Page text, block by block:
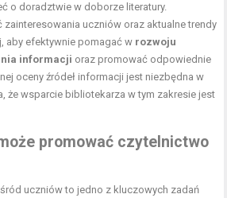
o doradztwie w doborze literatury.
uczniów oraz aktualne trendy
aby efektywnie pomagać w rozwoju
informacji oraz promować odpowiednie
oceny źródeł informacji jest niezbędna w
że wsparcie bibliotekarza w tym zakresie jest
promować czytelnictwo
uczniów to jedno z kluczowych zadań